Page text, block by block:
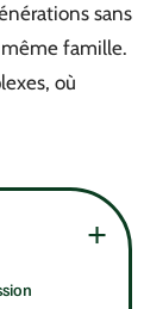
sans
même famille.
où